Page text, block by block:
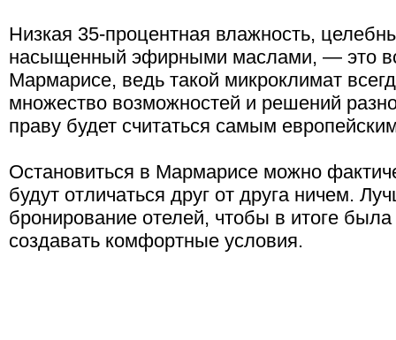
Низкая 35-процентная влажность,
насыщенный эфирными маслами, — это
Мармарисе, ведь такой микроклимат
множество возможностей и решений
праву будет считаться самым
Остановиться в Мармарисе можно
будут отличаться друг от друга ничем.
бронирование отелей, чтобы в итоге
создавать комфортные условия.